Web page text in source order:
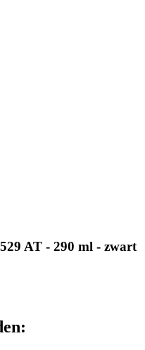
AT - 290 ml - zwart